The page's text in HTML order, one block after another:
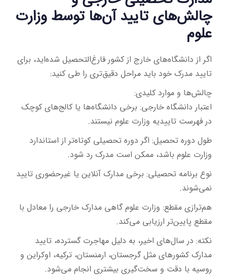
چالش‌های تایید آن‌ها توسط وزارت
علوم
اگر از دانشگاه‌های خارج از کشور فارغ‌التحصیل شده‌اید، برای
تایید مدرک خود باید مراحل دقیق‌تری را طی کنید:
چالش‌ها و موارد کلیدی:
اعتبار دانشگاه خارجی: برخی دانشگاه‌ها یا کالج‌های کوچک
در فهرست تاییدیه وزارت علوم نیستند.
طول دوره تحصیل: اگر دوره تحصیلی کوتاه‌تر از استاندارد
وزارت علوم باشد، ممکن است مدرک رد شود.
نوع برنامه تحصیلی: برخی مدارک آنلاین یا غیرحضوری تایید
نمی‌شوند.
هم‌ترازی مقطع: وزارت علوم گاهی مدارک خارجی را معادل با
مقطع پایین‌تر ارزیابی می‌کند.
نکته: در سال‌های اخیر، به دلیل مهاجرت گسترده، تایید
مدارک کشورهای مثل گرجستان، ارمنستان، ترکیه، اوکراین و
روسیه با دقت و سخت‌گیری بیشتری انجام می‌شود.